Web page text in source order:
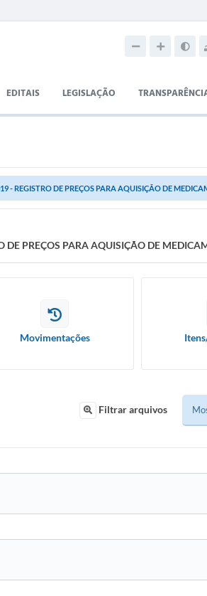
EDITAIS LEGISLAÇÃO
- REGISTRO DE PREÇOS PARA AQUISIÇÃO DE
DE PREÇOS PARA AQUISIÇÃO DE
Movimentações
Filtrar arquivos